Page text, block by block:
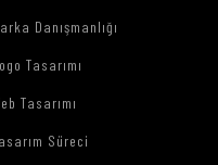
Danışmanlığı
Tasarımı
Tasarımı
Süreci